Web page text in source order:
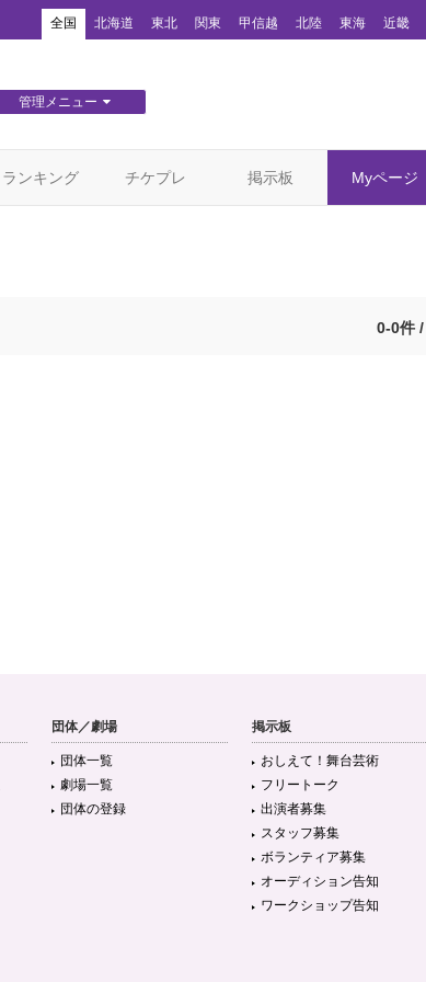
全国 北海道 東北 関東 甲信越 北陸 東海 近畿
管理メニュー
ランキング チケプレ 掲示板 Myページ
0-0件
団体／劇場
団体一覧
劇場一覧
団体の登録
掲示板
おしえて！舞台芸術
フリートーク
出演者募集
スタッフ募集
ボランティア募集
オーディション告知
ワークショップ告知